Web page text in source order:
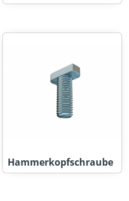
Hammerkopfschraube